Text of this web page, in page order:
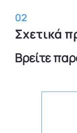
Σχετικά
02
Βρείτε